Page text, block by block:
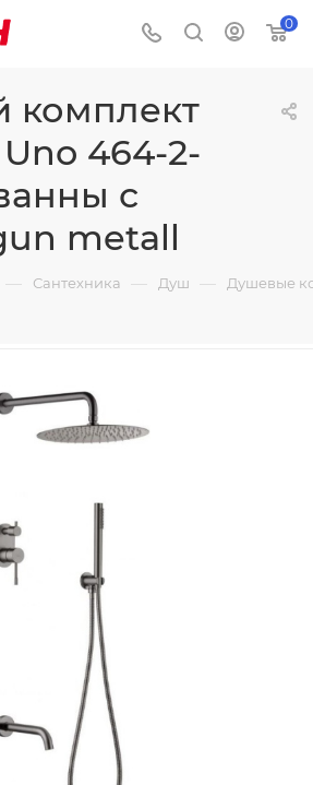
0
комплект
464-2-
с
metall
— Сантехника — Душ — Душевые